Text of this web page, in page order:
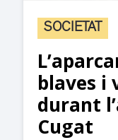
SOCIETAT
blaves i
durant
Cugat